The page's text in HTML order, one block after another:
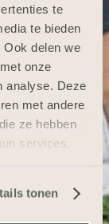
te
te bieden
delen we
onze
analyse. Deze
met andere
ze hebben
services.
tonen